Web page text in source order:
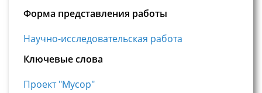
Форма представления работы
Научно-исследовательская работа
Ключевые слова
Проект "Мусор"